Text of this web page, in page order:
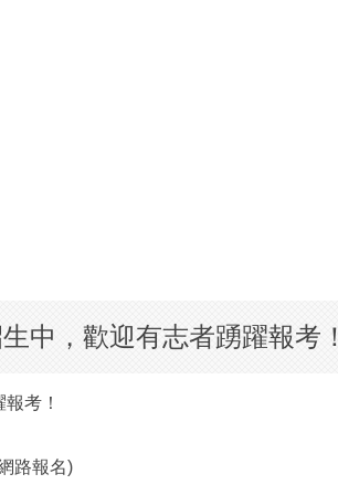
中，歡迎有志者踴躍報考！
考！
路報名)